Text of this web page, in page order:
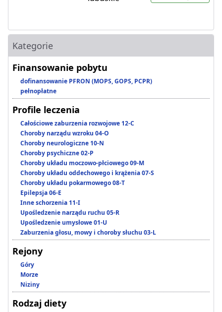
Kategorie
Finansowanie pobytu
dofinansowanie PFRON (MOPS, GOPS, PCPR)
pełnopłatne
Profile leczenia
Całościowe zaburzenia rozwojowe 12-C
Choroby narządu wzroku 04-O
Choroby neurologiczne 10-N
Choroby psychiczne 02-P
Choroby układu moczowo-płciowego 09-M
Choroby układu oddechowego i krążenia 07-S
Choroby układu pokarmowego 08-T
Epilepsja 06-E
Inne schorzenia 11-I
Upośledzenie narządu ruchu 05-R
Upośledzenie umysłowe 01-U
Zaburzenia głosu, mowy i choroby słuchu 03-L
Rejony
Góry
Morze
Niziny
Rodzaj diety